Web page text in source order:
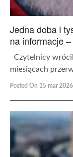
Jedna doba i
na informacje
Czytelnicy
miesiącach
Posted On 15 mar 2026